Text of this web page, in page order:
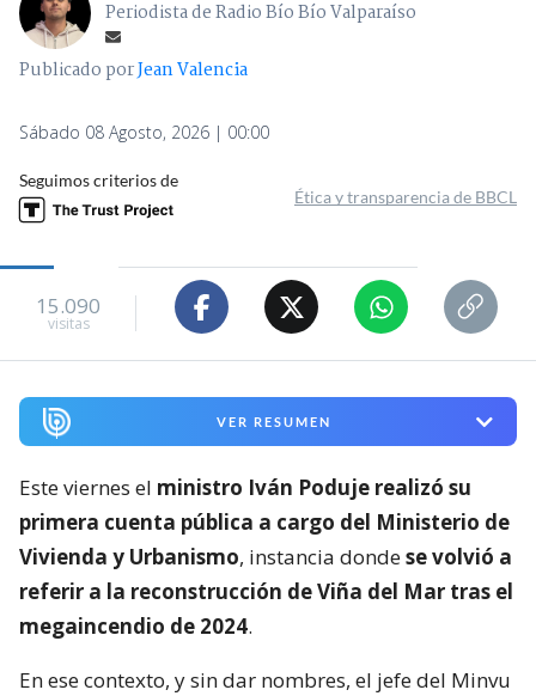
Periodista de Radio Bío Bío Valparaíso
Publicado porJean Valencia
Sábado 08 Agosto, 2026 | 00:00
Seguimos criterios de
Ética y transparencia de BBCL
15.090
visitas
VER RESUMEN
Este viernes el ministro Iván Poduje realizó su
primera cuenta pública a cargo del Ministerio de
Vivienda y Urbanismo, instancia dondese volvió a
referir a la reconstrucción de Viña del Mar tras el
megaincendio de 2024.
En ese contexto, y sin dar nombres, el jefe del Minvu